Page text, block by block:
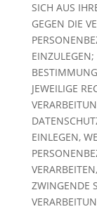
SICH AUS
GEGEN DIE
JEWEILIGE
EINLEGEN,
ZWINGENDE